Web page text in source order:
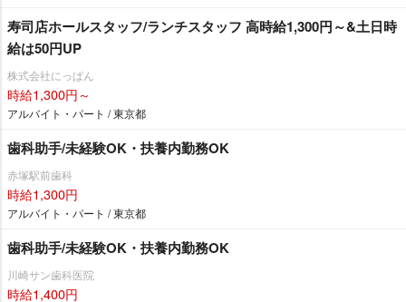
寿司店ホールスタッフ/ランチスタッフ 高時給1,300円～&土日時
給は50円UP
株式会社にっぱん
時給1,300円～
アルバイト・パート / 東京都
歯科助手/未経験OK・扶養内勤務OK
赤塚駅前歯科
時給1,300円
アルバイト・パート / 東京都
歯科助手/未経験OK・扶養内勤務OK
川崎サン歯科医院
時給1,400円